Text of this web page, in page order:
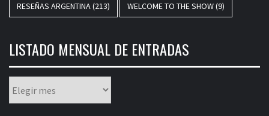
RESEÑAS ARGENTINA(213) WELCOME TO THE SHOW(9)
LISTADO MENSUAL DE ENTRADAS
mensual